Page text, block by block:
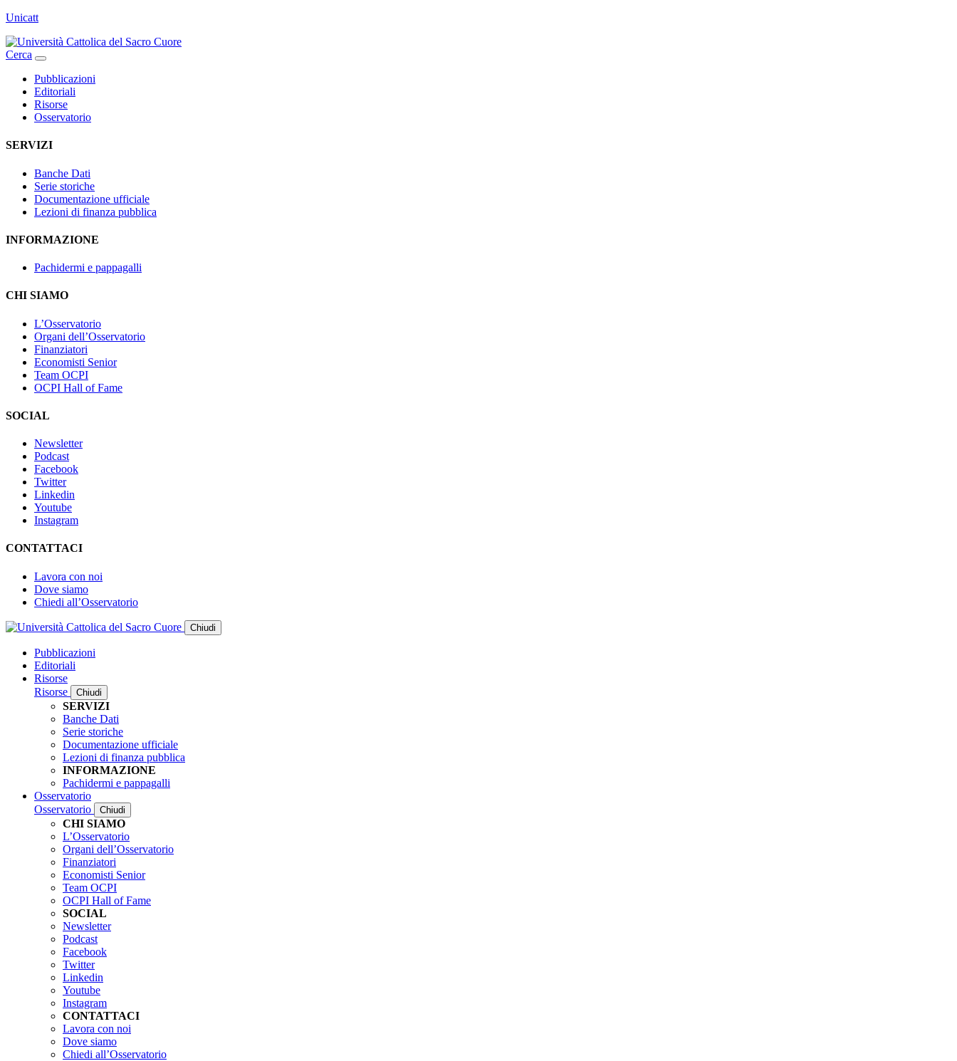
Unicatt
Cerca
Pubblicazioni
Editoriali
Risorse
Osservatorio
SERVIZI
Banche Dati
Serie storiche
Documentazione ufficiale
Lezioni di finanza pubblica
INFORMAZIONE
Pachidermi e pappagalli
CHI SIAMO
L’Osservatorio
Organi dell’Osservatorio
Finanziatori
Economisti Senior
Team OCPI
OCPI Hall of Fame
SOCIAL
Newsletter
Podcast
Facebook
Twitter
Linkedin
Youtube
Instagram
CONTATTACI
Lavora con noi
Dove siamo
Chiedi all’Osservatorio
Chiudi
Pubblicazioni
Editoriali
Risorse
Risorse
Chiudi
SERVIZI
Banche Dati
Serie storiche
Documentazione ufficiale
Lezioni di finanza pubblica
INFORMAZIONE
Pachidermi e pappagalli
Osservatorio
Osservatorio
Chiudi
CHI SIAMO
L’Osservatorio
Organi dell’Osservatorio
Finanziatori
Economisti Senior
Team OCPI
OCPI Hall of Fame
SOCIAL
Newsletter
Podcast
Facebook
Twitter
Linkedin
Youtube
Instagram
CONTATTACI
Lavora con noi
Dove siamo
Chiedi all’Osservatorio